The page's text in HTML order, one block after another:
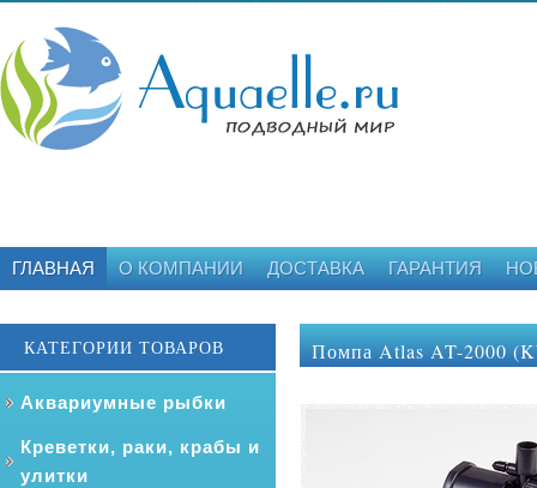
ГЛАВНАЯ О КОМПАНИИ ДОСТАВКА ГАРАНТИЯ
КАТЕГОРИИ ТОВАРОВ
Аквариумные рыбки
Креветки, раки, крабы и
улитки
Помпа Atlas AT-2000